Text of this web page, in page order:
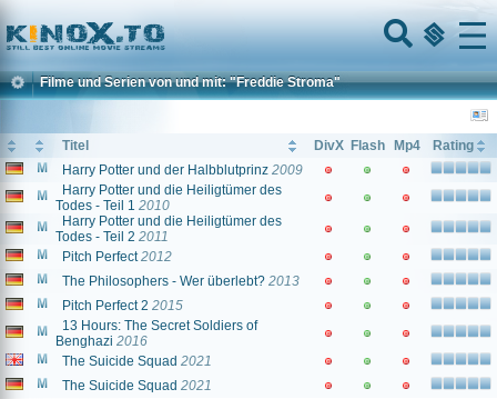
Home
Menu
Filme und Serien von und mit: "Freddie Stroma"
Titel DivX Flash Mp4
Rating
Harry Potter und der Halbblutprinz 2009
Harry Potter und die Heiligtümer des
Todes - Teil 1 2010
Harry Potter und die Heiligtümer des
Todes - Teil 2 2011
Pitch Perfect 2012
The Philosophers - Wer überlebt? 2013
Pitch Perfect 2 2015
13 Hours: The Secret Soldiers of
Benghazi 2016
The Suicide Squad 2021
The Suicide Squad 2021